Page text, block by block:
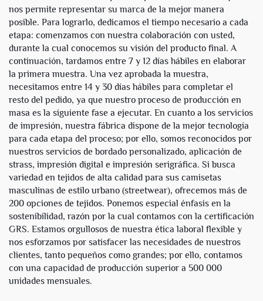
nos permite representar su marca de la mejor manera
posible. Para lograrlo, dedicamos el tiempo necesario a cada
etapa: comenzamos con nuestra colaboración con usted,
durante la cual conocemos su visión del producto final. A
continuación, tardamos entre 7 y 12 días hábiles en elaborar
la primera muestra. Una vez aprobada la muestra,
necesitamos entre 14 y 30 días hábiles para completar el
resto del pedido, ya que nuestro proceso de producción en
masa es la siguiente fase a ejecutar. En cuanto a los servicios
de impresión, nuestra fábrica dispone de la mejor tecnología
para cada etapa del proceso; por ello, somos reconocidos por
nuestros servicios de bordado personalizado, aplicación de
strass, impresión digital e impresión serigráfica. Si busca
variedad en tejidos de alta calidad para sus camisetas
masculinas de estilo urbano (streetwear), ofrecemos más de
200 opciones de tejidos. Ponemos especial énfasis en la
sostenibilidad, razón por la cual contamos con la certificación
GRS. Estamos orgullosos de nuestra ética laboral flexible y
nos esforzamos por satisfacer las necesidades de nuestros
clientes, tanto pequeños como grandes; por ello, contamos
con una capacidad de producción superior a 500 000
unidades mensuales.